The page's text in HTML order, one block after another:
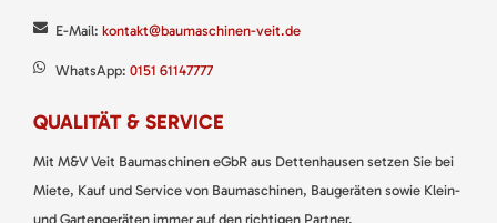
E-Mail: kontakt@baumaschinen-veit.de
WhatsApp: 0151 61147777
QUALITÄT & SERVICE
Mit M&V Veit Baumaschinen eGbR aus Dettenhausen setzen Sie bei
Miete, Kauf und Service von Baumaschinen, Baugeräten sowie Klein-
und Gartengeräten immer auf den richtigen Partner.